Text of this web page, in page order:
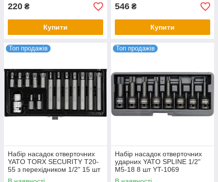
220 ₴
Купити
546 ₴
Купити
Топ продажів
Набір насадок отверточних
YATO TORX SECURITY Т20-
55 з перехідником 1/2" 15 шт
YT-0417
Топ продажів
Набір насадок отверточних
ударних YATO SPLINE 1/2"
M5-18 8 шт YT-1069